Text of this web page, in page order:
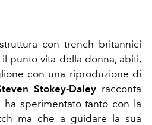
con trench britannici
punto vita della donna, abiti,
con una riproduzione di
Stokey-Daley racconta
sperimentato tanto con la
ma che a guidare la sua